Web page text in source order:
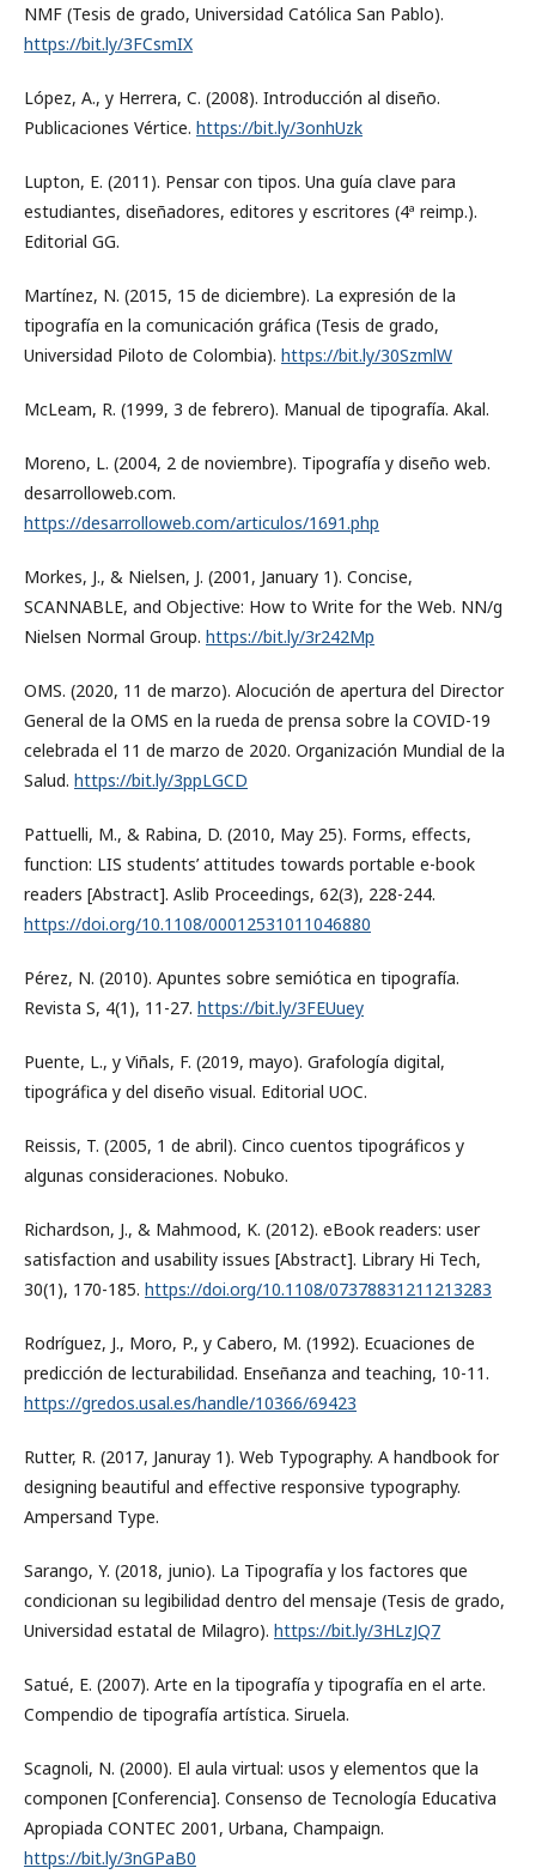
NMF (Tesis de grado, Universidad Católica San Pablo).
https://bit.ly/3FCsmIX
López, A., y Herrera, C. (2008). Introducción al diseño.
Publicaciones Vértice. https://bit.ly/3onhUzk
Lupton, E. (2011). Pensar con tipos. Una guía clave para
estudiantes, diseñadores, editores y escritores (4ª reimp.).
Editorial GG.
Martínez, N. (2015, 15 de diciembre). La expresión de la
tipografía en la comunicación gráfica (Tesis de grado,
Universidad Piloto de Colombia). https://bit.ly/30SzmlW
McLeam, R. (1999, 3 de febrero). Manual de tipografía. Akal.
Moreno, L. (2004, 2 de noviembre). Tipografía y diseño web.
desarrolloweb.com.
https://desarrolloweb.com/articulos/1691.php
Morkes, J., & Nielsen, J. (2001, January 1). Concise,
SCANNABLE, and Objective: How to Write for the Web. NN/g
Nielsen Normal Group. https://bit.ly/3r242Mp
OMS. (2020, 11 de marzo). Alocución de apertura del Director
General de la OMS en la rueda de prensa sobre la COVID-19
celebrada el 11 de marzo de 2020. Organización Mundial de la
Salud. https://bit.ly/3ppLGCD
Pattuelli, M., & Rabina, D. (2010, May 25). Forms, effects,
function: LIS students’ attitudes towards portable e-book
readers [Abstract]. Aslib Proceedings, 62(3), 228-244.
https://doi.org/10.1108/00012531011046880
Pérez, N. (2010). Apuntes sobre semiótica en tipografía.
Revista S, 4(1), 11-27. https://bit.ly/3FEUuey
Puente, L., y Viñals, F. (2019, mayo). Grafología digital,
tipográfica y del diseño visual. Editorial UOC.
Reissis, T. (2005, 1 de abril). Cinco cuentos tipográficos y
algunas consideraciones. Nobuko.
Richardson, J., & Mahmood, K. (2012). eBook readers: user
satisfaction and usability issues [Abstract]. Library Hi Tech,
30(1), 170-185. https://doi.org/10.1108/07378831211213283
Rodríguez, J., Moro, P., y Cabero, M. (1992). Ecuaciones de
predicción de lecturabilidad. Enseñanza and teaching, 10-11.
https://gredos.usal.es/handle/10366/69423
Rutter, R. (2017, Januray 1). Web Typography. A handbook for
designing beautiful and effective responsive typography.
Ampersand Type.
Sarango, Y. (2018, junio). La Tipografía y los factores que
condicionan su legibilidad dentro del mensaje (Tesis de grado,
Universidad estatal de Milagro). https://bit.ly/3HLzJQ7
Satué, E. (2007). Arte en la tipografía y tipografía en el arte.
Compendio de tipografía artística. Siruela.
Scagnoli, N. (2000). El aula virtual: usos y elementos que la
componen [Conferencia]. Consenso de Tecnología Educativa
Apropiada CONTEC 2001, Urbana, Champaign.
https://bit.ly/3nGPaB0